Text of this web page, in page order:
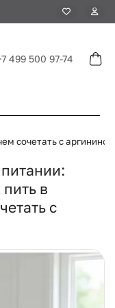
499 500 97-74
сочетать с аргинином
в
с